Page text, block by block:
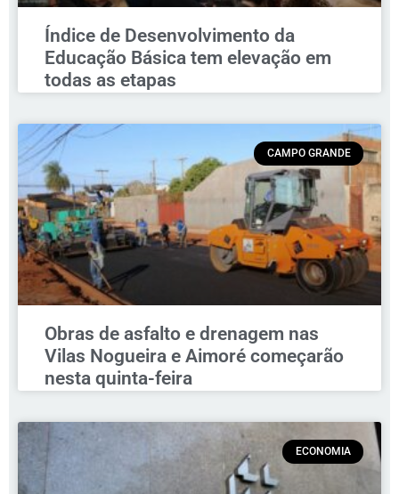
Índice de Desenvolvimento da
Educação Básica tem elevação em
todas as etapas
CAMPO GRANDE
Obras de asfalto e drenagem nas
Vilas Nogueira e Aimoré começarão
nesta quinta-feira
ECONOMIA